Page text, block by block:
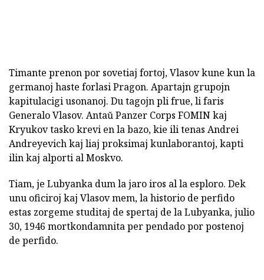
Timante prenon por sovetiaj fortoj, Vlasov kune kun la
germanoj haste forlasi Pragon. Apartajn grupojn
kapitulacigi usonanoj. Du tagojn pli frue, li faris
Generalo Vlasov. Antaŭ Panzer Corps FOMIN kaj
Kryukov tasko krevi en la bazo, kie ili tenas Andrei
Andreyevich kaj liaj proksimaj kunlaborantoj, kapti
ilin kaj alporti al Moskvo.
Tiam, je Lubyanka dum la jaro iros al la esploro. Dek
unu oficiroj kaj Vlasov mem, la historio de perfido
estas zorgeme studitaj de spertaj de la Lubyanka, julio
30, 1946 mortkondamnita per pendado por postenoj
de perfido.